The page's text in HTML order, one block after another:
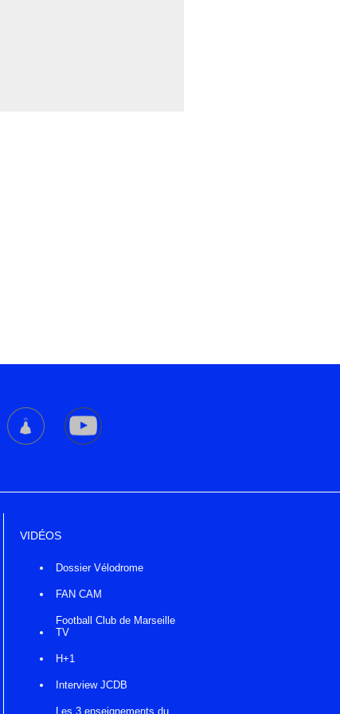
VIDÉOS
Dossier Vélodrome
FAN CAM
Football Club de Marseille
TV
H+1
Interview JCDB
Les 3 enseignements du